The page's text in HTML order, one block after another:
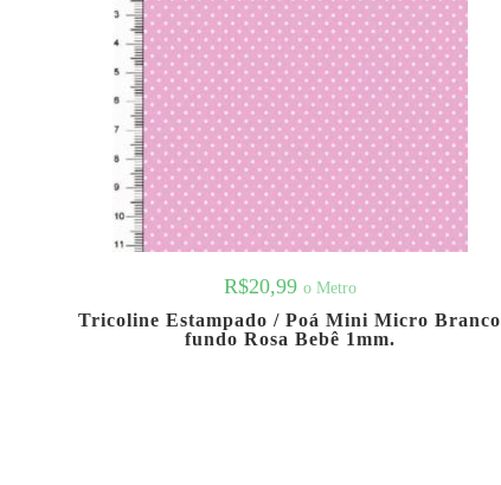
R$20,99 o Metro
Tricoline Estampado / Poá Mini Micro Branco
fundo Rosa Bebê 1mm.